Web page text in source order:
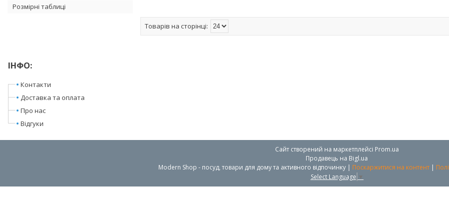
Розмірні таблиці
ІНФО:
Контакти
Доставка та оплата
Про нас
Відгуки
Сайт створений на маркетплейсі Prom.ua
Продавець на Bigl.ua
Modern Shop - посуд, товари для дому та активного відпочинку | Поскаржитися на контент |
Select Language ▼